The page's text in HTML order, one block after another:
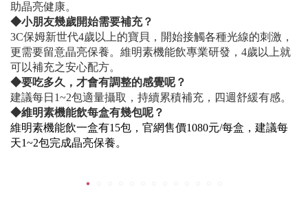
助晶亮健康。
◆小朋友幾歲開始需要補充？
3C保姆新世代4歲以上的寶貝，開始接觸各種光線的刺激，
更需要留意晶亮保養。維明素機能飲專業研發，4歲以上就
可以補充之安心配方。
◆要吃多久，才會有調整的感覺呢？
建議每日1~2包適量攝取，持續累積補充，四週舒緩有感。
◆維明素機能飲每盒有幾包呢？
維明素機能飲一盒有15包，官網售價1080元/每盒， 建議每
天1~2包完成晶亮保養。